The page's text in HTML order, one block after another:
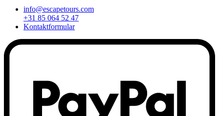
info@escapetours.com
+31 85 064 52 47
Kontaktformular